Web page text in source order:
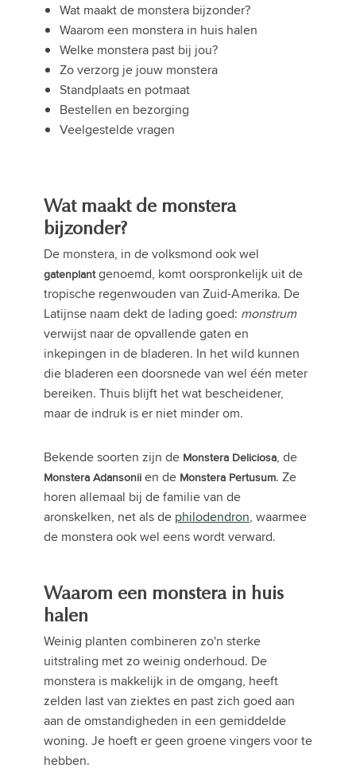
Wat maakt de monstera bijzonder?
Waarom een monstera in huis halen
Welke monstera past bij jou?
Zo verzorg je jouw monstera
Standplaats en potmaat
Bestellen en bezorging
Veelgestelde vragen
Wat maakt de monstera
bijzonder?
De monstera, in de volksmond ook wel
gatenplantgenoemd, komt oorspronkelijk uit de
tropische regenwouden van Zuid-Amerika. De
Latijnse naam dekt de lading goed: monstrum
verwijst naar de opvallende gaten en
inkepingen in de bladeren. In het wild kunnen
die bladeren een doorsnede van wel één meter
bereiken. Thuis blijft het wat bescheidener,
maar de indruk is er niet minder om.
Bekende soorten zijn de Monstera Deliciosa, de
Monstera Adansonii en de Monstera Pertusum. Ze
horen allemaal bij de familie van de
aronskelken, net als de philodendron, waarmee
de monstera ook wel eens wordt verward.
Waarom een monstera in huis
halen
Weinig planten combineren zo'n sterke
uitstraling met zo weinig onderhoud. De
monstera is makkelijk in de omgang, heeft
zelden last van ziektes en past zich goed aan
aan de omstandigheden in een gemiddelde
woning. Je hoeft er geen groene vingers voor te
hebben.